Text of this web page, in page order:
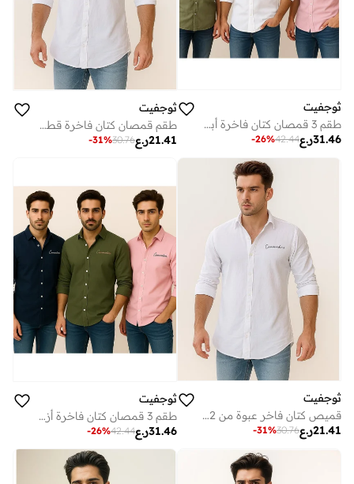
ثوجفيت
طقم 3 قمصان كتان فاخرة أبيض + أخضر + وردي
ر.ع31.46
42.44
-26%
ثوجفيت
طقم قمصان كتان فاخرة قطعتين أبيض + وردي
ر.ع21.41
30.76
-31%
ثوجفيت
قميص كتان فاخر عبوة من 2 أبيض + أزرق
ر.ع21.41
30.76
-31%
ثوجفيت
طقم 3 قمصان كتان فاخرة أزرق + أخضر + وردي
ر.ع31.46
42.44
-26%